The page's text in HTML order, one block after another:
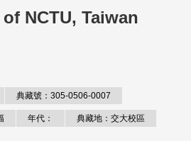
NCTU, Taiwan
典藏號：305-0506-0007
年代： 典藏地：交大校區